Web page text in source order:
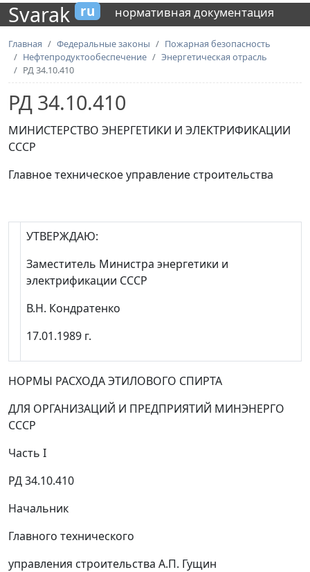
Svarak ru нормативная документация
Главная Федеральные законы
Пожарная безопасность
Нефтепродуктообеспечение
Энергетическая отрасль
РД 34.10.410
РД 34.10.410
МИНИСТЕРСТВО ЭНЕРГЕТИКИ И ЭЛЕКТРИФИКАЦИИ
СССР
Главное техническое управление строительства
УТВЕРЖДАЮ:
Заместитель Министра энергетики и
электрификации СССР
В.Н. Кондратенко
17.01.1989 г.
НОРМЫ РАСХОДА ЭТИЛОВОГО СПИРТА
ДЛЯ ОРГАНИЗАЦИЙ И ПРЕДПРИЯТИЙ МИНЭНЕРГО
СССР
Часть I
РД 34.10.410
Начальник
Главного технического
управления строительства А.П. Гущин